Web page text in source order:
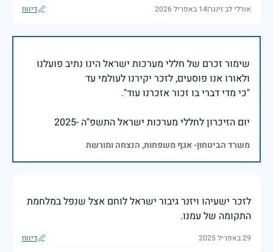
אורלי לב זינגר|14 באפריל 2026 דיווח
שימור זכרם של חללי מערכות ישראל הינו נתיב פועלנו
יום הזיכרון לחללי מערכות ישראל התשפ"ה -2025
משרד הביטחון- אגף משפחות, הנצחה ומורשת
לזכר ישעיהו ויזנר גיבור ישראל לוחם אצל שנפל במלחמת
התקומה של עמנו.
29 באפריל 2025 דיווח